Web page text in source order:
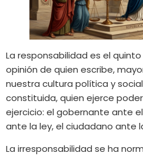
La responsabilidad es el
opinión de quien escribe,
nuestra cultura política y
constituida, quien ejerce
ejercicio: el gobernante ante
ante la ley, el ciudadano ante
La irresponsabilidad se ha